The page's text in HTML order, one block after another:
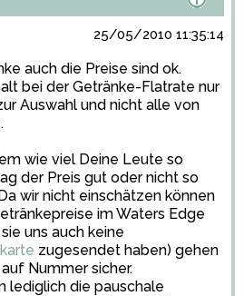
25/05/2010 11:35:14
auch die Preise sind ok.
bei der Getränke-Flatrate nur
Auswahl und nicht alle von
wie viel Deine Leute so
der Preis gut oder nicht so
wir nicht einschätzen können
im Waters Edge
uns auch keine
zugesendet haben) gehen
Nummer sicher.
lediglich die pauschale